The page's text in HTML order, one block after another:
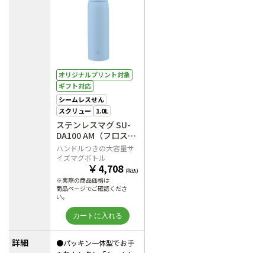
詳細
オリジナルプリント対象
ギフト対応
シームレスせん
スクリュー
1.0L
ステンレスマグ SU-
DA100 AM（フロスト
ブルー）
ハンドルつきの大容量サ
イズマグボトル
￥4,708 (税込)
※実際の商品価格は
商品ページでご確認くださ
い。
●パッキン一体型でお手